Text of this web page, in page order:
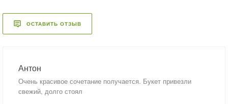
ОСТАВИТЬ ОТЗЫВ
Антон
Очень красивое сочетание получается. Букет привезли
свежий, долго стоял